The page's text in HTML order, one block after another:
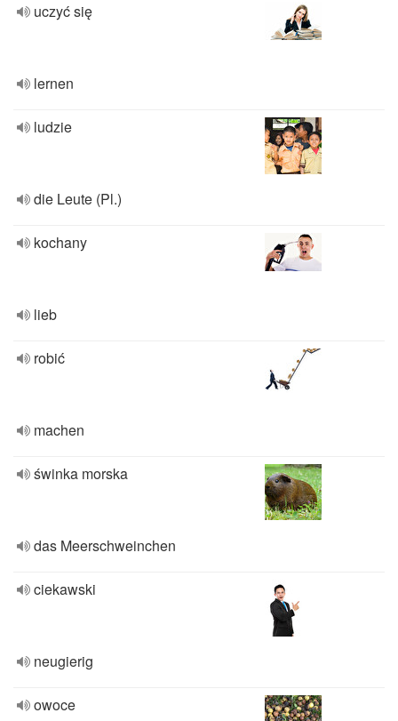
uczyć się
lernen
ludzie
die Leute (Pl.)
kochany
lieb
robić
machen
świnka morska
das Meerschweinchen
ciekawski
neugierig
owoce